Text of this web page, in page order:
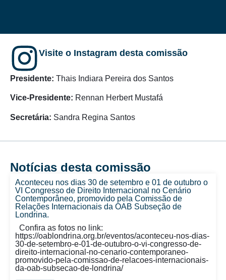
Visite o Instagram desta comissão
Presidente: Thais Indiara Pereira dos Santos
Vice-Presidente: Rennan Herbert Mustafá
Secretária: Sandra Regina Santos
Notícias desta comissão
Aconteceu nos dias 30 de setembro e 01 de outubro o
VI Congresso de Direito Internacional no Cenário
Contemporâneo, promovido pela Comissão de
Relações Internacionais da OAB Subseção de
Londrina.
Confira as fotos no link:
https://oablondrina.org.br/eventos/aconteceu-nos-dias-
30-de-setembro-e-01-de-outubro-o-vi-congresso-de-
direito-internacional-no-cenario-contemporaneo-
promovido-pela-comissao-de-relacoes-internacionais-
da-oab-subsecao-de-londrina/